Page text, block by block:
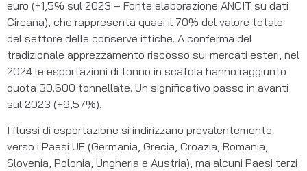
euro (+1,5% sul 2023 – Fonte elaborazione ANCIT su dati
Circana), che rappresenta quasi il 70% del valore totale
del settore delle conserve ittiche. A conferma del
tradizionale apprezzamento riscosso sui mercati esteri, nel
2024 le esportazioni di tonno in scatola hanno raggiunto
quota 30.600 tonnellate. Un significativo passo in avanti
sul 2023 (+9,57%).
I flussi di esportazione si indirizzano prevalentemente
verso i Paesi UE (Germania, Grecia, Croazia, Romania,
Slovenia, Polonia, Ungheria e Austria), ma alcuni Paesi terzi